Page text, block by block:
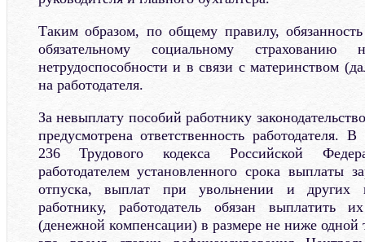
Таким образом, по общему правилу,
обязательному социальному
нетрудоспособности и в связи с материнством
на работодателя.
За невыплату пособий работнику
предусмотрена ответственность работодателя.
236 Трудового кодекса Российской
работодателем установленного срока выплаты
отпуска, выплат при увольнении и других
работнику, работодатель обязан выплатить
(денежной компенсации) в размере не ниже одной